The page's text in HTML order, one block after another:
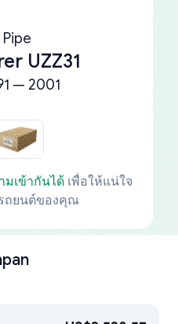
Pipe
UZZ31
— 2001
มเข้ากันได้เพื่อให้แน่ใจ
ถยนต์ของคุณ